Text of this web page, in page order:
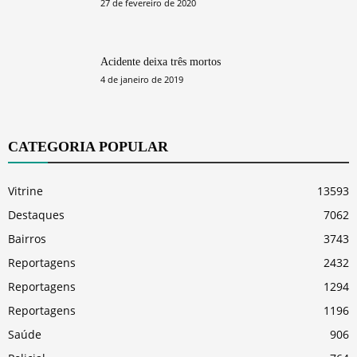
27 de fevereiro de 2020
Acidente deixa três mortos
4 de janeiro de 2019
CATEGORIA POPULAR
Vitrine
13593
Destaques
7062
Bairros
3743
Reportagens
2432
Reportagens
1294
Reportagens
1196
Saúde
906